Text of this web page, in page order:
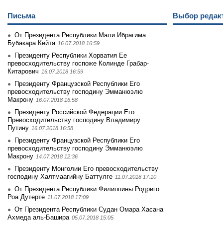
Письма
От Президента Республики Мали Ибрагима
Бубакара Кейта 16.07.2018 16:59
Президенту Республики Хорватия Ее
превосходительству госпоже Колинде Грабар-
Китарович 16.07.2018 16:59
Президенту Французской Республики Его
превосходительству господину Эмманюэлю
Макрону 16.07.2018 16:58
Президенту Российской Федерации Его
Превосходительству господину Владимиру
Путину 16.07.2018 16:58
Президенту Французской Республики Его
превосходительству господину Эмманюэлю
Макрону 14.07.2018 12:36
Президенту Монголии Его превосходительству
господину Халтмаагийну Баттулге 11.07.2018 17:10
От Президента Республики Филиппины Родриго
Роа Дутерте 11.07.2018 17:09
От Президента Республики Судан Омара Хасана
Ахмеда аль-Башира 05.07.2018 15:05
Выбор